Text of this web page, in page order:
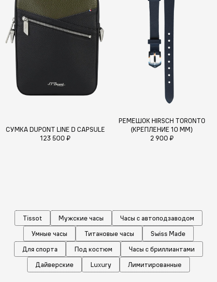
СУМКА DUPONT LINE D CAPSULE
123 500 ₽
РЕМЕШОК HIRSCH TORONTO
(КРЕПЛЕНИЕ 10 ММ)
2 900 ₽
Tissot Мужские часы
Часы с автоподзаводом
Умные часы
Титановые часы
Swiss Made
Для спорта
Под костюм
Часы с бриллиантами
Дайверские
Luxury Лимитированные